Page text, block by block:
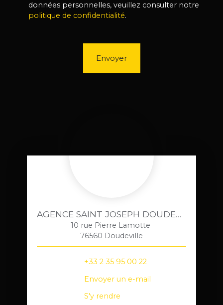
données personnelles, veuillez consulter notre
politique de confidentialité.
Envoyer
AGENCE SAINT JOSEPH DOUDEVILLE
10 rue Pierre Lamotte
76560 Doudeville
+33 2 35 95 00 22
Envoyer un e-mail
S'y rendre